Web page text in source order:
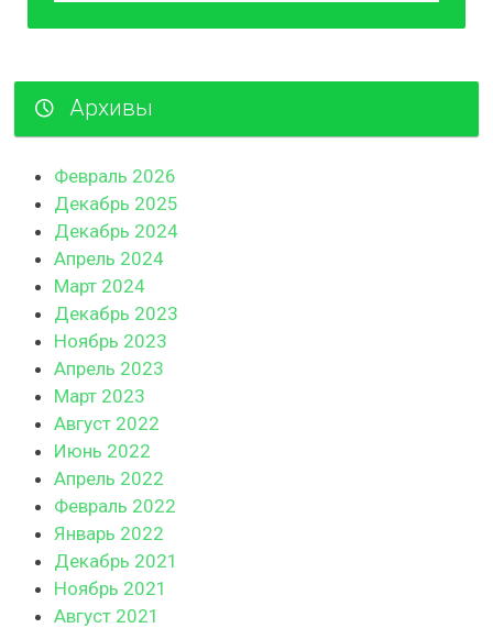
Архивы
Февраль 2026
Декабрь 2025
Декабрь 2024
Апрель 2024
Март 2024
Декабрь 2023
Ноябрь 2023
Апрель 2023
Март 2023
Август 2022
Июнь 2022
Апрель 2022
Февраль 2022
Январь 2022
Декабрь 2021
Ноябрь 2021
Август 2021